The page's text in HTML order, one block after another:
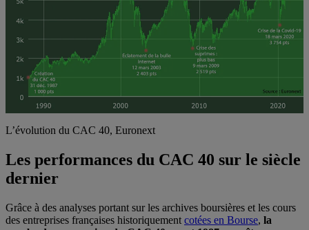
L’évolution du CAC 40, Euronext
Les performances du CAC 40 sur le siècle
dernier
Grâce à des analyses portant sur les archives boursières et les cours
des entreprises françaises historiquement cotées en Bourse, la